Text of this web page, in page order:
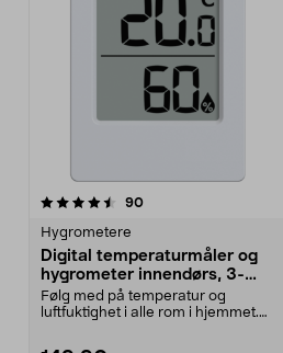
90anmeldelser
Hygrometere
Digital temperaturmåler og
hygrometer innendørs, 3-
pakning
Følg med på temperatur og
luftfuktighet i alle rom i hjemmet.
4.0 av 5 stjerner